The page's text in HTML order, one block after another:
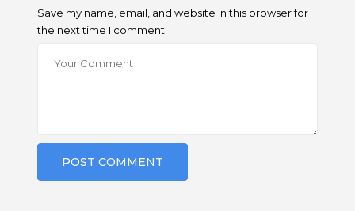
Save my name, email, and website in this browser for
the next time I comment.